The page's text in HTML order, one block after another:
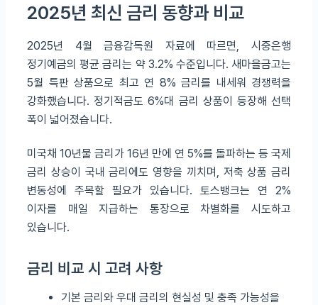
2025년 최신 금리 동향과 비교
2025년 4월 금융감독원 자료에 따르면, 시중은행
정기예금의 평균 금리는 약 3.2% 수준입니다. 새마을금고는
5월 특판 상품으로 최고 연 8% 금리를 내세워 경쟁력을
강화했습니다. 정기적금도 6%대 금리 상품이 등장해 선택
폭이 넓어졌습니다.
미국채 10년물 금리가 16년 만에 연 5%를 돌파하는 등 국제
금리 상승이 국내 금리에도 영향을 끼치며, 저축 상품 금리
변동성에 주목할 필요가 있습니다. 토스뱅크는 연 2%
이자를 매일 지급하는 통장으로 차별화를 시도하고
있습니다.
금리 비교 시 고려 사항
기본 금리와 우대 금리의 현실성 및 충족 가능성을